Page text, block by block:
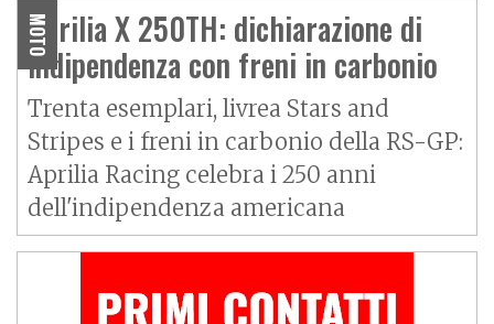
MOTO
Aprilia X 250TH: dichiarazione di
indipendenza con freni in carbonio
Trenta esemplari, livrea Stars and
Stripes e i freni in carbonio della RS-GP:
Aprilia Racing celebra i 250 anni
dell'indipendenza americana